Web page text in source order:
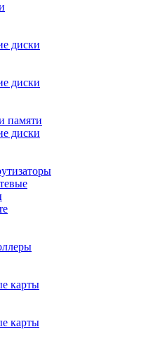
диски
диски
памяти
диски
карты
карты